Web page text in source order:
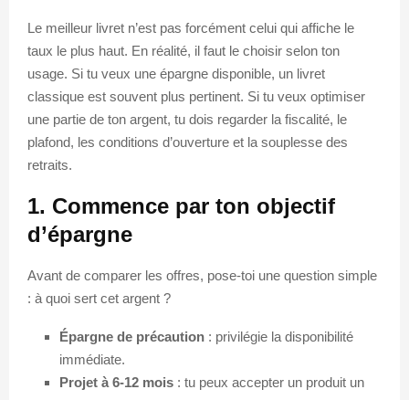
Le meilleur livret n’est pas forcément celui qui affiche le
taux le plus haut. En réalité, il faut le choisir selon ton
usage. Si tu veux une épargne disponible, un livret
classique est souvent plus pertinent. Si tu veux optimiser
une partie de ton argent, tu dois regarder la fiscalité, le
plafond, les conditions d’ouverture et la souplesse des
retraits.
1. Commence par ton objectif
d’épargne
Avant de comparer les offres, pose-toi une question simple
: à quoi sert cet argent ?
Épargne de précaution : privilégie la disponibilité
immédiate.
Projet à 6-12 mois : tu peux accepter un produit un